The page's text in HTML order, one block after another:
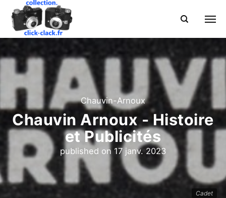
Chauvin-Arnoux
Chauvin Arnoux - Histoire
et Publicités
published on 17 janv. 2023
Cadet